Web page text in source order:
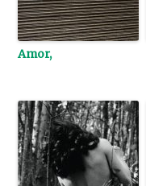
Amor,